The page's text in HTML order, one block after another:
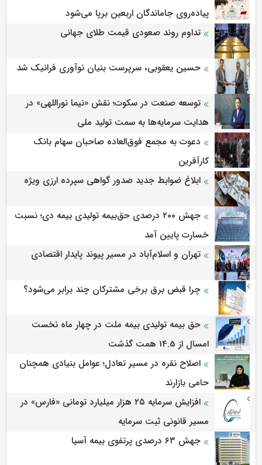
پیاده‌روی جاماندگان اربعین برپا می‌شود
تداوم روند صعودی قیمت طلای جهانی
حسین یعقوبی، سرپرست بنیان نوآوری فرانیک شد
توسعه صنعت در سکوت؛ نقش «نیما نوراللهی» در
هدایت سرمایه‌ها به سمت تولید ملی
دعوت به مجمع فوق‌العاده صاحبان سهام بانک
کارآفرین
ابلاغ ضوابط جدید صدور گواهی سپرده ارزی ویژه
جهش ۲۰۰ درصدی حق‌بیمه تولیدی بیمه دی؛ نسبت
خسارت پایین آمد
تهران و اسلام‌آباد در مسیر پیوند پایدار اقتصادی
چرا قبض برق برخی مشترکان چند برابر می‌شود؟
حق بیمه تولیدی بیمه ملت در چهار ماه نخست
امسال از 14.5 همت گذشت
اصلاح نقره در مسیر تعادل؛ عوامل بنیادی همچنان
حامی بازارند
افزایش سرمایه ۲۵ هزار میلیارد تومانی «فارس» در
مسیر قانونی ثبت سرمایه
جهش ۶۳ درصدی پرتفوی بیمه آسیا